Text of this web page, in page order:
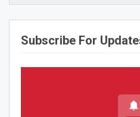
Subscribe For